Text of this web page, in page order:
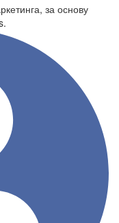
за основу